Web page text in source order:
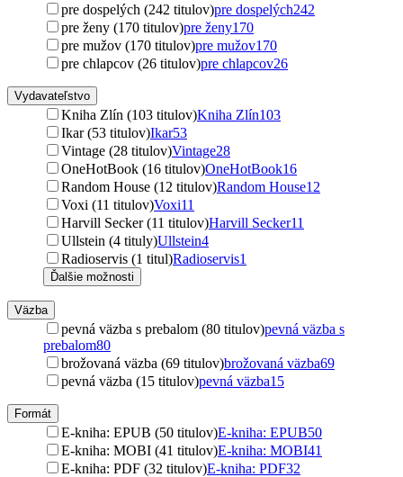
pre dospelých (242 titulov)pre dospelých242
pre ženy (170 titulov)pre ženy170
pre mužov (170 titulov)pre mužov170
pre chlapcov (26 titulov)pre chlapcov26
Vydavateľstvo
Kniha Zlín (103 titulov)Kniha Zlín103
Ikar (53 titulov)Ikar53
Vintage (28 titulov)Vintage28
OneHotBook (16 titulov)OneHotBook16
Random House (12 titulov)Random House12
Voxi (11 titulov)Voxi11
Harvill Secker (11 titulov)Harvill Secker11
Ullstein (4 tituly)Ullstein4
Radioservis (1 titul)Radioservis1
Ďalšie možnosti
Väzba
pevná väzba s prebalom (80 titulov)pevná väzba s
prebalom80
brožovaná väzba (69 titulov)brožovaná väzba69
pevná väzba (15 titulov)pevná väzba15
Formát
E-kniha: EPUB (50 titulov)E-kniha: EPUB50
E-kniha: MOBI (41 titulov)E-kniha: MOBI41
E-kniha: PDF (32 titulov)E-kniha: PDF32